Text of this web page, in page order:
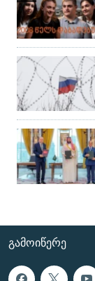
ᲒᲐᲛᲝᲘᲬᲔᲠᲔ